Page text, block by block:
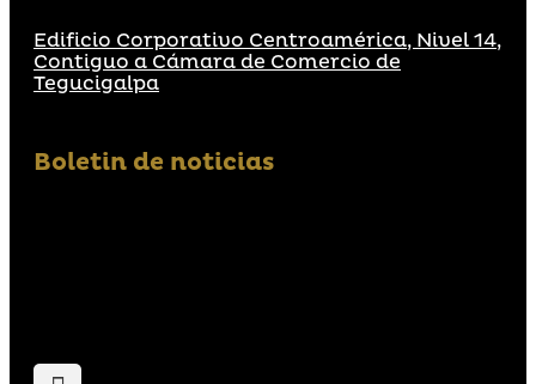
Edificio Corporativo Centroamérica, Nivel 14,
Contiguo a Cámara de Comercio de
Tegucigalpa
Boletin de noticias